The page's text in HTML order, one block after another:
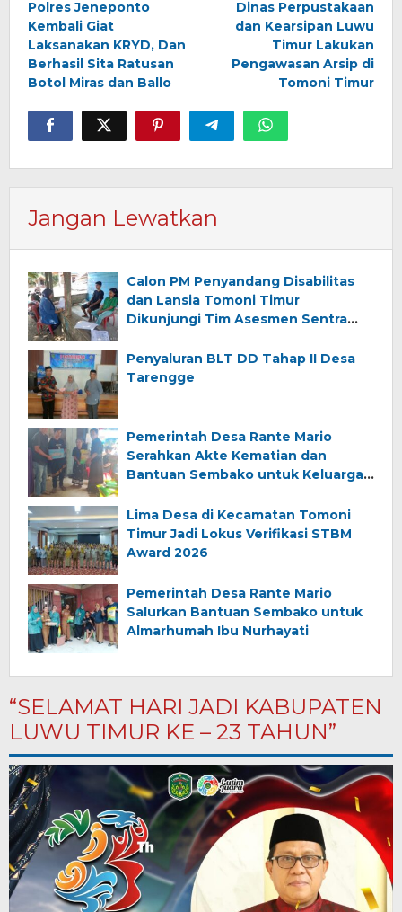
pos
Polres Jeneponto
Kembali Giat
Laksanakan KRYD, Dan
Berhasil Sita Ratusan
Botol Miras dan Ballo
Dinas Perpustakaan
dan Kearsipan Luwu
Timur Lakukan
Pengawasan Arsip di
Tomoni Timur
Jangan Lewatkan
Calon PM Penyandang Disabilitas
dan Lansia Tomoni Timur
Dikunjungi Tim Asesmen Sentra
Penyaluran BLT DD Tahap II Desa
Tarengge
Pemerintah Desa Rante Mario
Serahkan Akte Kematian dan
Bantuan Sembako untuk Keluarga
Lima Desa di Kecamatan Tomoni
Timur Jadi Lokus Verifikasi STBM
Award 2026
Pemerintah Desa Rante Mario
Salurkan Bantuan Sembako untuk
Almarhumah Ibu Nurhayati
“SELAMAT HARI JADI KABUPATEN
LUWU TIMUR KE – 23 TAHUN”